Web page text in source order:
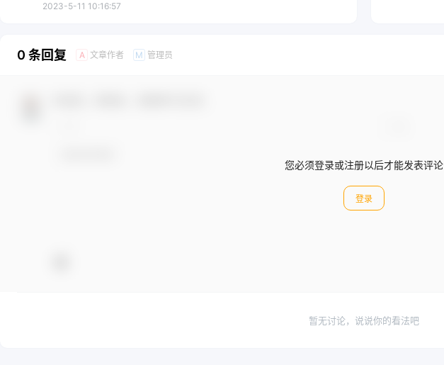
2023-5-11 10:16:57
0 条回复 A 文章作者 M 管理员
您必须登录或注册以后才能发表评论
登录
暂无讨论，说说你的看法吧